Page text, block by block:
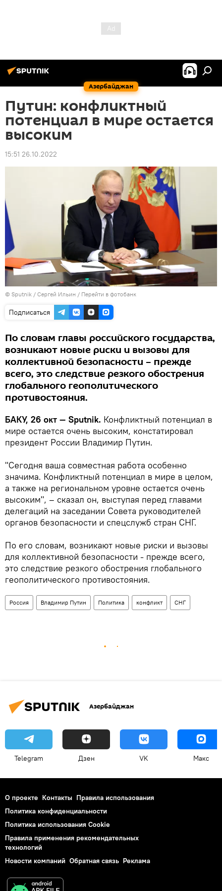
Азербайджан
Путин: конфликтный
потенциал в мире остается
высоким
15:51 26.10.2022
© Sputnik / Сергей Ильин / Перейти в фотобанк
Подписаться
По словам главы российского государства,
возникают новые риски и вызовы для
коллективной безопасности – прежде
всего, это следствие резкого обострения
глобального геополитического
противостояния.
БАКУ, 26 окт — Sputnik. Конфликтный потенциал в
мире остается очень высоким, констатировал
президент России Владимир Путин.
"Сегодня ваша совместная работа особенно
значима. Конфликтный потенциал в мире в целом,
а также на региональном уровне остается очень
высоким", – сказал он, выступая перед главами
делегаций на заседании Совета руководителей
органов безопасности и спецслужб стран СНГ.
По его словам, возникают новые риски и вызовы
для коллективной безопасности - прежде всего,
это следствие резкого обострения глобального
геополитического противостояния.
Россия Владимир Путин Политика конфликт СНГ
Азербайджан
Telegram Дзен VK Макс
О проекте Контакты Правила использования
Политика конфиденциальности
Политика использования Cookie
Правила применения рекомендательных
технологий
Новости компаний Обратная связь Реклама